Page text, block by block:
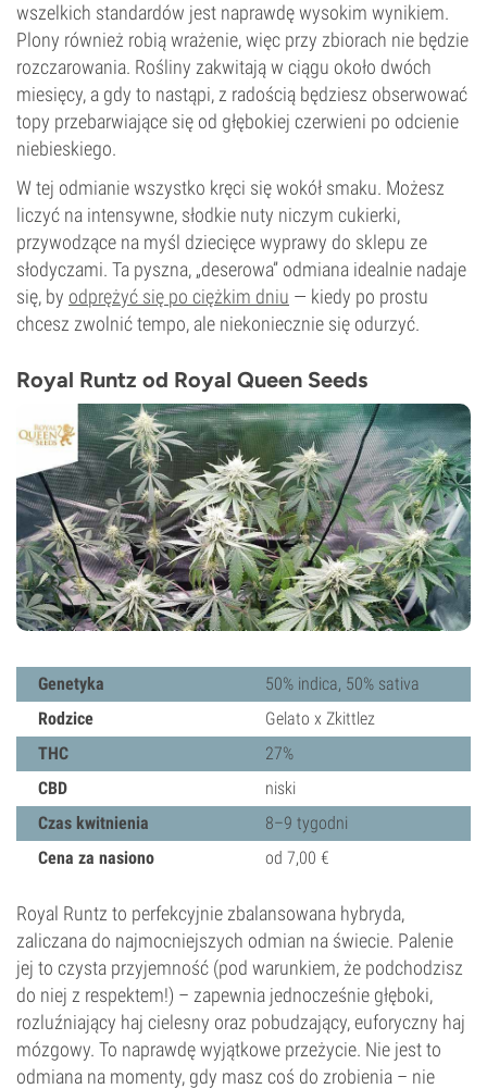
wszelkich standardów jest naprawdę wysokim wynikiem.
Plony również robią wrażenie, więc przy zbiorach nie będzie
rozczarowania. Rośliny zakwitają w ciągu około dwóch
miesięcy, a gdy to nastąpi, z radością będziesz obserwować
topy przebarwiające się od głębokiej czerwieni po odcienie
niebieskiego.
W tej odmianie wszystko kręci się wokół smaku. Możesz
liczyć na intensywne, słodkie nuty niczym cukierki,
przywodzące na myśl dziecięce wyprawy do sklepu ze
słodyczami. Ta pyszna, „deserowa” odmiana idealnie nadaje
się, by odprężyć się po ciężkim dniu — kiedy po prostu
chcesz zwolnić tempo, ale niekoniecznie się odurzyć.
Royal Runtz od Royal Queen Seeds
Genetyka
50% indica, 50% sativa
Rodzice
Gelato x Zkittlez
THC
27%
CBD
niski
Czas kwitnienia
8–9 tygodni
Cena za nasiono
od 7,00 €
Royal Runtz to perfekcyjnie zbalansowana hybryda,
zaliczana do najmocniejszych odmian na świecie. Palenie
jej to czysta przyjemność (pod warunkiem, że podchodzisz
do niej z respektem!) – zapewnia jednocześnie głęboki,
rozluźniający haj cielesny oraz pobudzający, euforyczny haj
mózgowy. To naprawdę wyjątkowe przeżycie. Nie jest to
odmiana na momenty, gdy masz coś do zrobienia – nie